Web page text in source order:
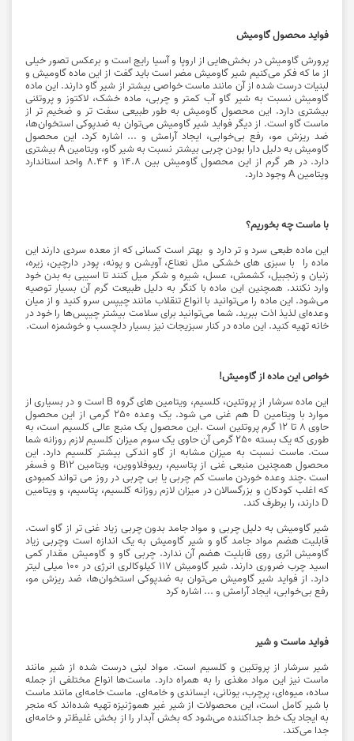
فواید محصول گاومیش
پرورش گاومیش در بخش‌هایی از اروپا و آسیا رایج است و برعکس تصور خیلی
از ما که فکر می‌کنیم شیر گاومیش مضر است باید گفت از این ماده گاومیش و
لبنیات درست شده از آن مانند ماست خواصی بیشتر از شیر گاو دارند. این ماده
گاومیش نسبت به شیر گاو آب کمتر و چربی، ماده خشک، لاکتوز و پروتئنی
بیشتری دارد. این محصول گاومیش به طور طبیعی سفت تر و ضخیم تر از
ماست گاو است. از دیگر فواید شیر گاومیش می‌توان به ضدپوکی استخوان‌ها،
ضد ریزش مو، رفع بی‌خوابی، ایجاد آرامش و ... اشاره کرد. این محصول
گاومیش به دلیل دارا بودن چربی بیشتر نسبت به شیر گاو، ویتامین A بیشتری
دارد. در هر گرم از این محصول گاومیش بین 14.8 و 8.44 واحد استاندارد
ویتامین A وجود دارد.
با ماست چه بخوریم؟
این ماده طبعی سرد و تر دارد و بهتر است کسانی که از معده سردی دارند این
ماده را با سبزی های خشکی مثل نعناع، آویشن و پونه، پودر دارچین، زیره،
زنیان و زنجبیل، کشمش، عسل، شیره و شکر میل کنند تا اسیبی به بدن خود
وارد نکنند. همچنین این ماده با کنگر به دلیل طبیعت گرم آن بسیار توصیه
می‌شود. این ماده را می‌توانید با انواع تنقلاب مانند چیپس سرو کنید و از میان
وعده‌ای لذیذ اذت ببرید. شما می‎‌توانید برای سلامت بیشتر چیپس‌ها را خود در
خانه تهیه کنید. این ماده در کنار سبزیجات نیز بسیار دلچسب و خوشمزه است.
خواص این ماده از گاومیش!
این ماده سرشار از پروتئین، کلسیم، ویتامین های گروه B است و در بسیاری از
موارد با ویتامین D هم غنی می شود. یک وعده 250 گرمی از این محصول
حاوی 8 تا 12 گرم پروتئین است .این محصول یک منبع عالی کلسیم است، به
طوری که یک بسته 250 گرمی آن حاوی یک سوم میزان کلسیم لازم روزانه شما
ست. ماست نسبت به میزان مشابه از گاو اندکی بیشتر کلسیم دارد. این
محصول همچنین منبعی غنی از پتاسیم، ریبوفلاووین، ویتامین B12 و فسفر
است .چند وعده خوردن ماست کم چربی یا بی چربی در روز می تواند کمبودی
که اغلب کودکان و بزرگسالان در میزان لازم روزانه کلسیم، پتاسیم، و ویتامین
D دارند، را برطرف کند.
شیر گاومیش به دلیل چربی و مواد جامد بدون چربی زیاد غنی تر از گاو است.
قابلیت هضم مواد جامد گاو و شیر گاومیش به یک اندازه است وچربی زیاد
گاومیش اثری روی قابلیت هضم آن ندارد. چربی گاو و گاومیش مقدار کمی
اسید چرب ضروری دارند. شیر گاومیش 117 کیلوکالری انرژی در 100 میلی لیتر
دارد. از فواید شیر گاومیش می‌توان به ضدپوکی استخوان‌ها، ضد ریزش مو،
رفع بی‌خوابی، ایجاد آرامش و ... اشاره کرد
فواید ماست و شیر
شیر سرشار از پروتئین و کلسیم است. مواد لبنی درست شده از شیر مانند
ماست نیز این مواد مغذی را به همراه دارد. ماست‌ها انواع مختلفی از جمله
ساده، میوه‌ای، پرچرب، یونانی، ایساندی و خامه‌ای. ماست خامه‌ای مانند ماست
با شیر کامل است، این محصولات از شیر غیر هموژنیزه تهیه شده‌اند که منجر
به ایجاد یک خط جداکننده می‌شود که بخش آبدار را از بخش غلیظ‌تر و خامه‌ای
جدا می‌کند.